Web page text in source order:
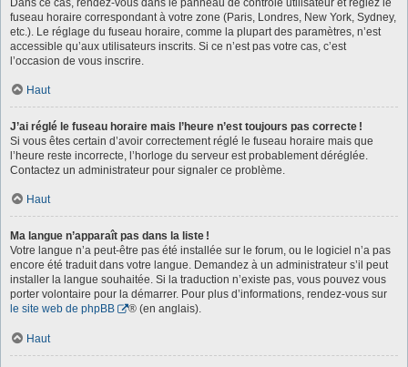
Dans ce cas, rendez-vous dans le panneau de contrôle utilisateur et réglez le
fuseau horaire correspondant à votre zone (Paris, Londres, New York, Sydney,
etc.). Le réglage du fuseau horaire, comme la plupart des paramètres, n’est
accessible qu’aux utilisateurs inscrits. Si ce n’est pas votre cas, c’est
l’occasion de vous inscrire.
Haut
J’ai réglé le fuseau horaire mais l’heure n’est toujours pas correcte !
Si vous êtes certain d’avoir correctement réglé le fuseau horaire mais que
l’heure reste incorrecte, l’horloge du serveur est probablement déréglée.
Contactez un administrateur pour signaler ce problème.
Haut
Ma langue n’apparaît pas dans la liste !
Votre langue n’a peut-être pas été installée sur le forum, ou le logiciel n’a pas
encore été traduit dans votre langue. Demandez à un administrateur s’il peut
installer la langue souhaitée. Si la traduction n’existe pas, vous pouvez vous
porter volontaire pour la démarrer. Pour plus d’informations, rendez-vous sur
le site web de phpBB
® (en anglais).
Haut